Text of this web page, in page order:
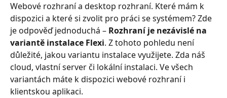
Webové rozhraní a desktop rozhraní. Které mám k
dispozici a které si zvolit pro práci se systémem? Zde
je odpověď jednoduchá – Rozhraní je nezávislé na
variantě instalace Flexi. Z tohoto pohledu není
důležité, jakou variantu instalace využijete. Zda náš
cloud, vlastní server či lokální instalaci. Ve všech
variantách máte k dispozici webové rozhraní i
klientskou aplikaci.